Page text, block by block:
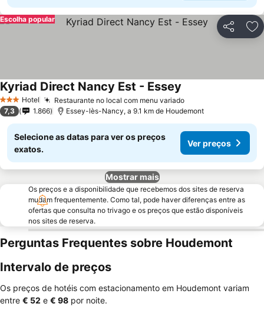
Partilhar
Escolha popular
3 EstrelasHotel Restaurante no local com menu variado
Kyriad Direct Nancy Est - Essey
7,3 1.866 Essey-lès-Nancy, a 9.1 km de Houdemont
Selecione as datas para ver os preços
exatos.
Ver preços
Mostrar mais
Os preços e a disponibilidade que recebemos dos sites de reserva
mudam frequentemente. Como tal, pode haver diferenças entre as
ofertas que consulta no trivago e os preços que estão disponíveis
nos sites de reserva.
Perguntas Frequentes sobre Houdemont
Intervalo de preços
Os preços de hotéis com estacionamento em Houdemont variam
entre ‎€ 52 e ‎€ 98 por noite.